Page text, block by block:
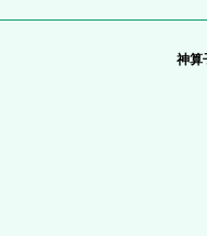
神算